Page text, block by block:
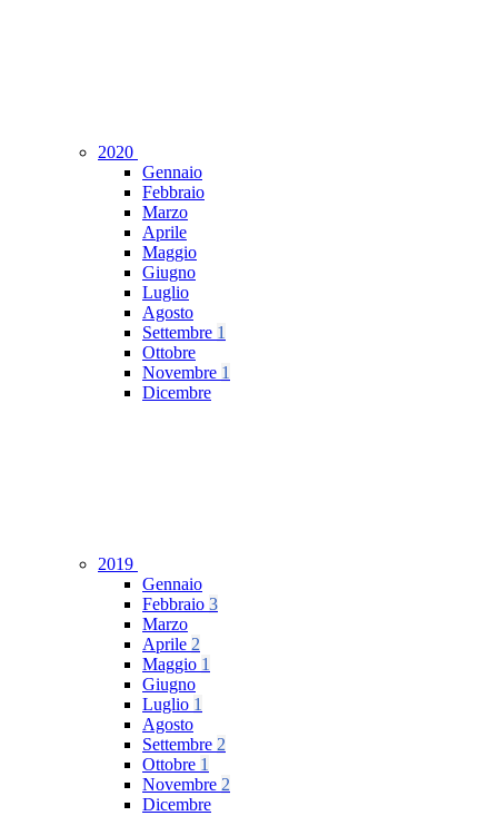
2020
Gennaio
Febbraio
Marzo
Aprile
Maggio
Giugno
Luglio
Agosto
Settembre 1
Ottobre
Novembre 1
Dicembre
2019
Gennaio
Febbraio 3
Marzo
Aprile 2
Maggio 1
Giugno
Luglio 1
Agosto
Settembre 2
Ottobre 1
Novembre 2
Dicembre